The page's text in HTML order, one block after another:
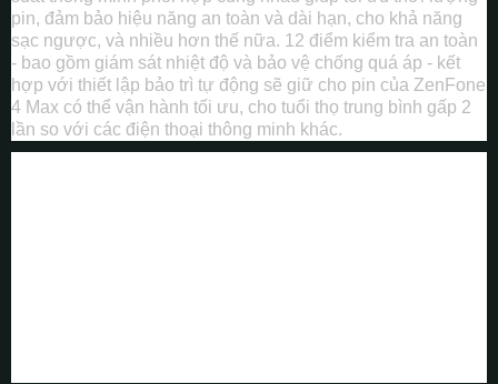
pin, đảm bảo hiệu năng an toàn và dài hạn, cho khả năng
sạc ngược, và nhiều hơn thế nữa. 12 điểm kiểm tra an toàn
- bao gồm giám sát nhiệt độ và bảo vệ chống quá áp - kết
hợp với thiết lập bảo trì tự động sẽ giữ cho pin của ZenFone
4 Max có thể vận hành tối ưu, cho tuổi thọ trung bình gấp 2
lần so với các điện thoại thông minh khác.